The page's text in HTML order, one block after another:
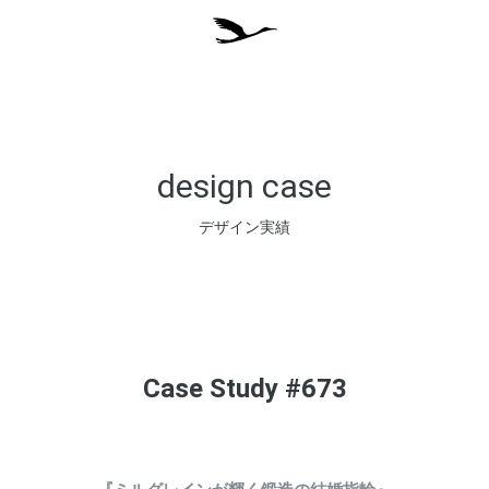
design case
デザイン実績
Case Study #673